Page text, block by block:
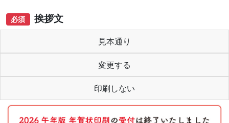
必須 挨拶文
見本通り
変更する
印刷しない